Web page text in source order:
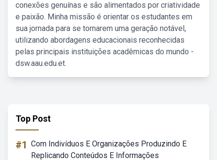
conexões genuínas e são alimentados por criatividade
e paixão. Minha missão é orientar os estudantes em
sua jornada para se tornarem uma geração notável,
utilizando abordagens educacionais reconhecidas
pelas principais instituições acadêmicas do mundo -
dsw.aau.edu.et.
Top Post
#1 Com Indivíduos E Organizações Produzindo E
Replicando Conteúdos E Informações